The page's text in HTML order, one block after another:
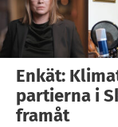
Enkät:
partierna i
framåt